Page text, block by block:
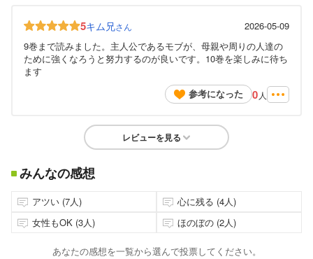
5キム兄さん
2026-05-09
9巻まで読みました。主人公であるモブが、母親や周りの人達の
ために強くなろうと努力するのが良いです。10巻を楽しみに待ち
ます
参考になった
0 人
レビューを見る
みんなの感想
アツい (7人)
心に残る (4人)
女性もOK (3人)
ほのぼの (2人)
あなたの感想を一覧から選んで投票してください。